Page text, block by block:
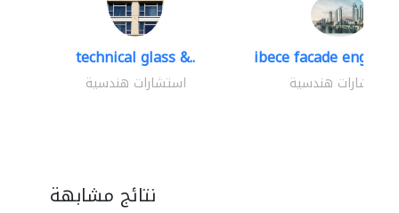
technical glass &..
استشارات هندسية
ibece facade
استشارات هندسية
نتائج مشابهة